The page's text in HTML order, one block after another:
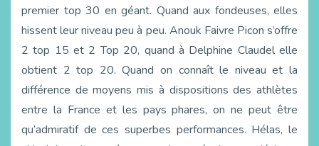
premier top 30 en géant. Quand aux fondeuses, elles
hissent leur niveau peu à peu. Anouk Faivre Picon s’offre
2 top 15 et 2 Top 20, quand à Delphine Claudel elle
obtient 2 top 20. Quand on connaît le niveau et la
différence de moyens mis à dispositions des athlètes
entre la France et les pays phares, on ne peut être
qu’admiratif de ces superbes performances. Hélas, le